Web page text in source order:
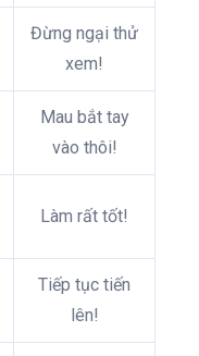
Đừng ngại thử
xem!
Mau bắt tay
vào thôi!
Làm rất tốt!
Tiếp tục tiến
lên!